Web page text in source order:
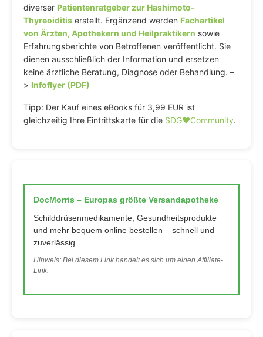
diverser Patientenratgeber zur Hashimoto-
Thyreoiditis erstellt. Ergänzend werden Fachartikel
von Ärzten, Apothekern und Heilpraktikern sowie
Erfahrungsberichte von Betroffenen veröffentlicht. Sie
dienen ausschließlich der Information und ersetzen
keine ärztliche Beratung, Diagnose oder Behandlung. –
> Infoflyer (PDF)
Tipp: Der Kauf eines eBooks für 3,99 EUR ist
gleichzeitig Ihre Eintrittskarte für die SDG♥️Community.
DocMorris – Europas größte Versandapotheke
Schilddrüsenmedikamente, Gesundheitsprodukte
und mehr bequem online bestellen – schnell und
zuverlässig.
Hinweis: Bei diesem Link handelt es sich um einen Affiliate-
Link.